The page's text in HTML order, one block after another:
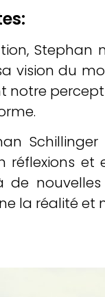
Stephan
vision du
notre
réflexions et
de
la réalité et